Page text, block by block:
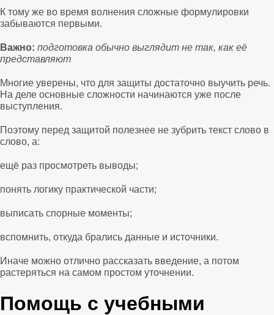
К тому же во время волнения сложные формулировки
забываются первыми.
Важно: подготовка обычно выглядит не так, как её
представляют
Многие уверены, что для защиты достаточно выучить речь.
На деле основные сложности начинаются уже после
выступления.
Поэтому перед защитой полезнее не зубрить текст слово в
слово, а:
ещё раз просмотреть выводы;
понять логику практической части;
выписать спорные моменты;
вспомнить, откуда брались данные и источники.
Иначе можно отлично рассказать введение, а потом
растеряться на самом простом уточнении.
Помощь с учебными